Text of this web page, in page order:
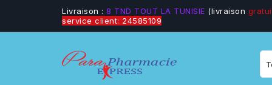
Livraison : 8 TND TOUT LA TUNISIE (livraison
service client: 24585109